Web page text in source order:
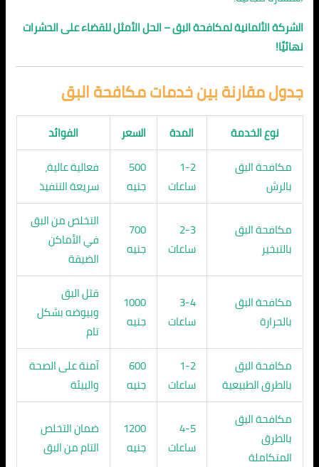
الشركة الألمانية لمكافحة البق – الحل الأمثل للقضاء على الحشرات
نهائيًا!
جدول مقارنة بين خدمات مكافحة البق
نوع الخدمة المدة السعر
الفوائد
مكافحة البق
بالرش
1-2
ساعات
500
جنيه
فعالية عالية،
سريعة التنفيذ
مكافحة البق
بالتبخير
2-3
ساعات
700
جنيه
التخلص من البق
في الأماكن
الضيقة
مكافحة البق
بالحرارة
3-4
ساعات
1000
جنيه
قتل البق
وبيوضه بشكل
تام
مكافحة البق
بالطرق الطبيعية
1-2
ساعات
600
جنيه
آمنة على الصحة
والبيئة
مكافحة البق
بالطرق
المتكاملة
4-5
ساعات
1200
جنيه
ضمان التخلص
التام من البق